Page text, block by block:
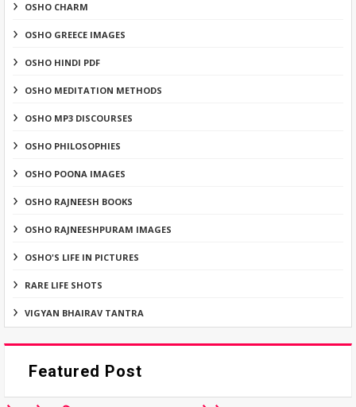
OSHO CHARM
OSHO GREECE IMAGES
OSHO HINDI PDF
OSHO MEDITATION METHODS
OSHO MP3 DISCOURSES
OSHO PHILOSOPHIES
OSHO POONA IMAGES
OSHO RAJNEESH BOOKS
OSHO RAJNEESHPURAM IMAGES
OSHO'S LIFE IN PICTURES
RARE LIFE SHOTS
VIGYAN BHAIRAV TANTRA
Featured Post